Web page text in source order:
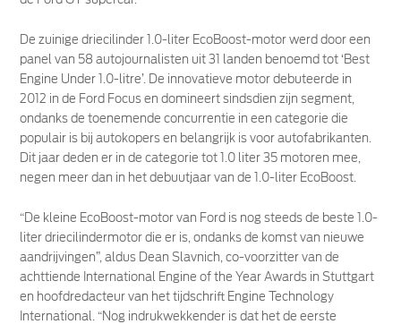
De zuinige driecilinder 1.0-liter EcoBoost-motor werd door een
panel van 58 autojournalisten uit 31 landen benoemd tot ‘Best
Engine Under 1.0-litre’. De innovatieve motor debuteerde in
2012 in de Ford Focus en domineert sindsdien zijn segment,
ondanks de toenemende concurrentie in een categorie die
populair is bij autokopers en belangrijk is voor autofabrikanten.
Dit jaar deden er in de categorie tot 1.0 liter 35 motoren mee,
negen meer dan in het debuutjaar van de 1.0-liter EcoBoost.
“De kleine EcoBoost-motor van Ford is nog steeds de beste 1.0-
liter driecilindermotor die er is, ondanks de komst van nieuwe
aandrijvingen”, aldus Dean Slavnich, co-voorzitter van de
achttiende International Engine of the Year Awards in Stuttgart
en hoofdredacteur van het tijdschrift Engine Technology
International. “Nog indrukwekkender is dat het de eerste